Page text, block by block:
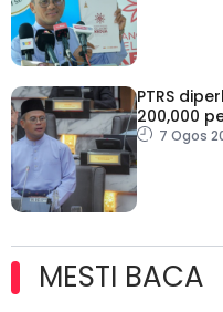
PTRS
200,000 pelajar
7 Ogos
MESTI BACA